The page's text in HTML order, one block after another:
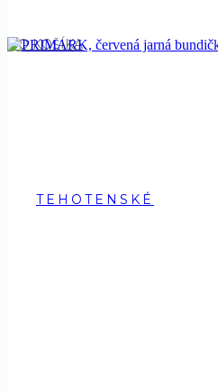
TEHOTENSKÉ
DO KOŠÍKA